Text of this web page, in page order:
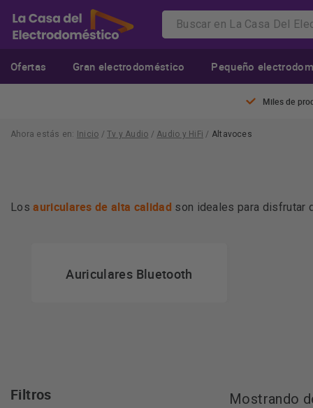
Ofertas Gran electrodoméstico Pequeño
Miles de
Ahora estás en: Inicio /Tv y Audio / Audio y HiFi / Altavoces
Los auriculares de alta calidad son ideales para disfrutar
Auriculares Bluetooth
Filtros Mostrando